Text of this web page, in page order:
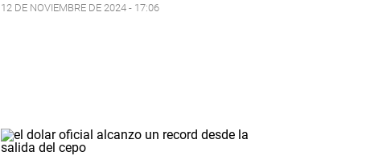
12 DE NOVIEMBRE DE 2024 - 17:06